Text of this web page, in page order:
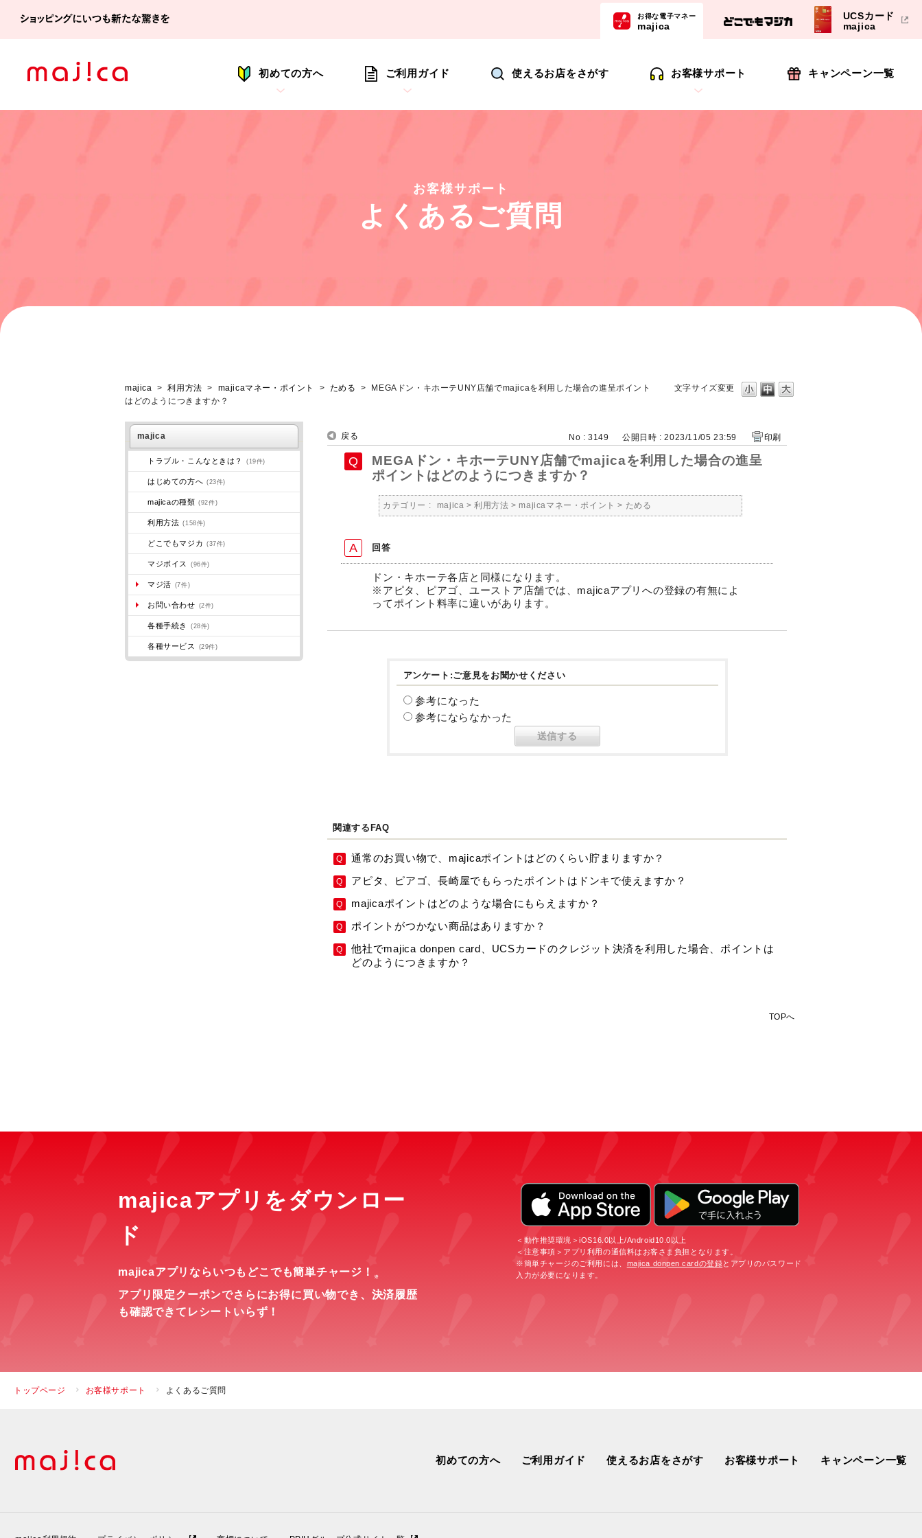
お得な電子マネー
majica
UCSカード
majica
初めての方へ ご利用ガイド 使えるお店をさがす お客様サポート キャンペーン一覧
お客様サポート
よくあるご質問
文字サイズ変更
majica > 利用方法 > majicaマネー・ポイント > ためる >
MEGAドン・キホーテUNY店舗でmajicaを利用した場合の進呈ポイント
はどのようにつきますか？
majica
トラブル・こんなときは？ (19件)
はじめての方へ (23件)
majicaの種類 (92件)
利用方法 (158件)
どこでもマジカ (37件)
マジボイス (96件)
マジ活 (7件)
お問い合わせ (2件)
各種手続き (28件)
各種サービス (29件)
戻る No : 3149 公開日時 : 2023/11/05 23:59 印刷
MEGAドン・キホーテUNY店舗でmajicaを利用した場合の進呈
ポイントはどのようにつきますか？
カテゴリー : majica >利用方法 >majicaマネー・ポイント > ためる
回答
ドン・キホーテ各店と同様になります。
※アピタ、ピアゴ、ユーストア店舗では、majicaアプリへの登録の有無によ
ってポイント料率に違いがあります。
アンケート:ご意見をお聞かせください
参考になった
参考にならなかった
関連するFAQ
通常のお買い物で、majicaポイントはどのくらい貯まりますか？
アピタ、ピアゴ、長崎屋でもらったポイントはドンキで使えますか？
majicaポイントはどのような場合にもらえますか？
ポイントがつかない商品はありますか？
他社でmajica donpen card、UCSカードのクレジット決済を利用した場合、ポイントは
どのようにつきますか？
TOPへ
majicaアプリをダウンロー
ド
majicaアプリならいつもどこでも簡単チャージ！ ※
アプリ限定クーポンでさらにお得に買い物でき、 決済履歴
も確認できてレシートいらず！
＜動作推奨環境＞iOS16.0以上/Android10.0以上
＜注意事項＞アプリ利用の通信料はお客さま負担となります。
※簡単チャージのご利用には、 majica donpen cardの登録とアプリのパスワード
入力が必要になります。
トップページ お客様サポート よくあるご質問
初めての方へ ご利用ガイド 使えるお店をさがす お客様サポート キャンペーン一覧